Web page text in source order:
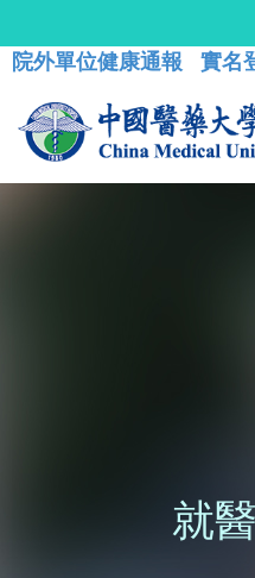
院外單位健康通報 實名
就